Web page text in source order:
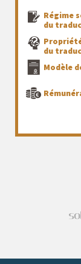
Régime
du
du
Modèle